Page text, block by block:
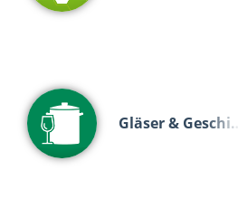
Gläser & Geschi…